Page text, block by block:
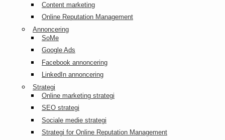
Content marketing
Online Reputation Management
Annoncering
SoMe
Google Ads
Facebook annoncering
LinkedIn annoncering
Strategi
Online marketing strategi
SEO strategi
Sociale medie strategi
Strategi for Online Reputation Management